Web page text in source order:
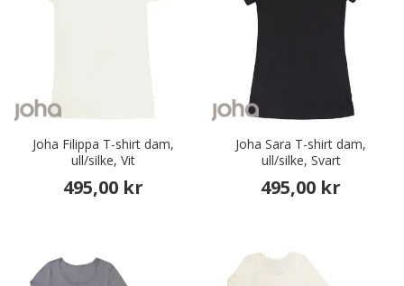
Joha Filippa T-shirt dam,
ull/silke, Vit
495,00 kr
Joha Sara T-shirt dam,
ull/silke, Svart
495,00 kr